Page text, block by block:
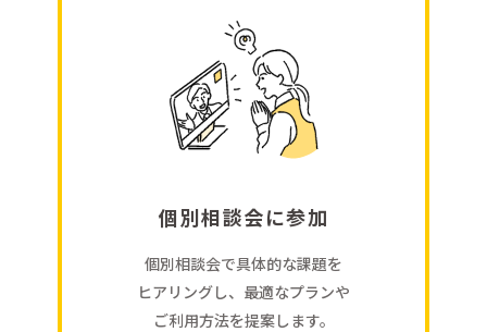
個別相談会に参加
個別相談会で具体的な課題を
ヒアリングし、最適なプランや
ご利用方法を提案します。